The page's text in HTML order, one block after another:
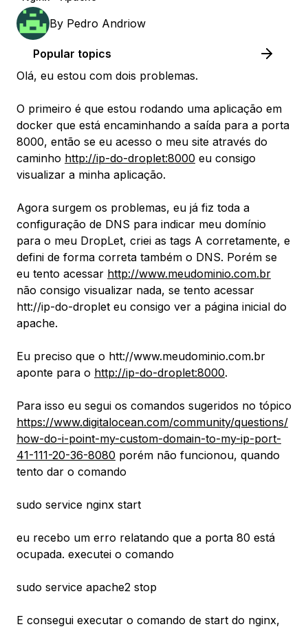
By Pedro Andriow
Popular topics
Olá, eu estou com dois problemas.
O primeiro é que estou rodando uma aplicação em
docker que está encaminhando a saída para a porta
8000, então se eu acesso o meu site através do
caminho http://ip-do-droplet:8000 eu consigo
visualizar a minha aplicação.
Agora surgem os problemas, eu já fiz toda a
configuração de DNS para indicar meu domínio
para o meu DropLet, criei as tags A corretamente, e
defini de forma correta também o DNS. Porém se
eu tento acessar http://www.meudominio.com.br
não consigo visualizar nada, se tento acessar
htt://ip-do-droplet eu consigo ver a página inicial do
apache.
Eu preciso que o htt://www.meudominio.com.br
aponte para o http://ip-do-droplet:8000.
Para isso eu segui os comandos sugeridos no tópico
https://www.digitalocean.com/community/questions/
how-do-i-point-my-custom-domain-to-my-ip-port-
41-111-20-36-8080 porém não funcionou, quando
tento dar o comando
sudo service nginx start
eu recebo um erro relatando que a porta 80 está
ocupada. executei o comando
sudo service apache2 stop
E consegui executar o comando de start do nginx,